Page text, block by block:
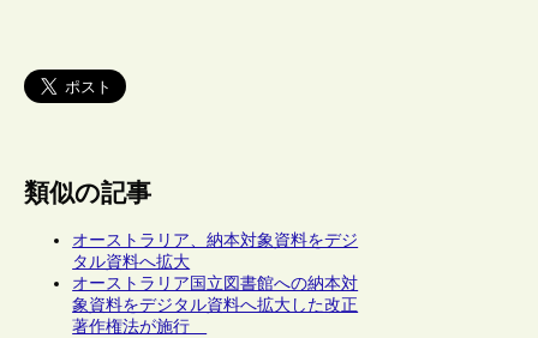
類似の記事
オーストラリア、納本対象資料をデジ
タル資料へ拡大
オーストラリア国立図書館への納本対
象資料をデジタル資料へ拡大した改正
著作権法が施行